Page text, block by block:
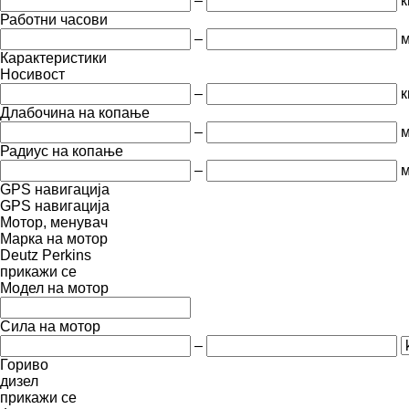
Работни часови
–
Карактеристики
Носивост
–
Длабочина на копање
–
м
Радиус на копање
–
м
GPS навигација
GPS навигација
Мотор, менувач
Марка на мотор
Deutz Perkins
прикажи се
Модел на мотор
Сила на мотор
–
Гориво
дизел
прикажи се